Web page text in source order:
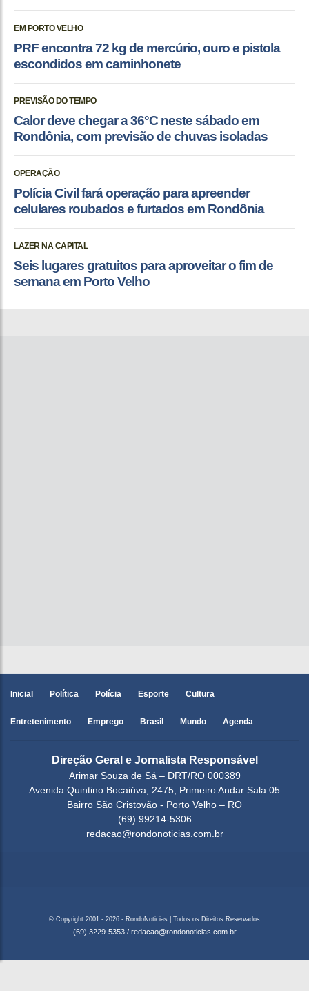
EM PORTO VELHO
PRF encontra 72 kg de mercúrio, ouro e pistola
escondidos em caminhonete
PREVISÃO DO TEMPO
Calor deve chegar a 36°C neste sábado em
Rondônia, com previsão de chuvas isoladas
OPERAÇÃO
Polícia Civil fará operação para apreender
celulares roubados e furtados em Rondônia
LAZER NA CAPITAL
Seis lugares gratuitos para aproveitar o fim de
semana em Porto Velho
Inicial Política Polícia Esporte Cultura
Entretenimento Emprego Brasil Mundo Agenda
Direção Geral e Jornalista Responsável
Arimar Souza de Sá – DRT/RO 000389
Avenida Quintino Bocaiúva, 2475, Primeiro Andar Sala 05
Bairro São Cristovão - Porto Velho – RO
(69) 99214-5306
redacao@rondonoticias.com.br
© Copyright 2001 - 2026 - RondoNoticias | Todos os Direitos Reservados
(69) 3229-5353 / redacao@rondonoticias.com.br